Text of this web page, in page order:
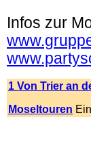
Infos zur
1 Von Trier an
Moseltouren